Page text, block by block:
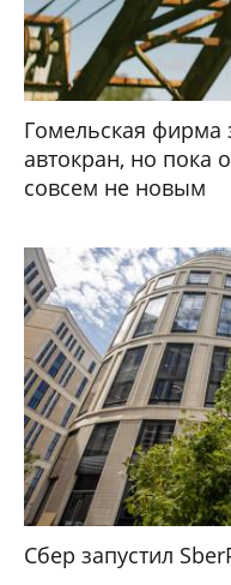
Гомельская фирма
автокран, но пока
совсем не новым
Сбер запустил